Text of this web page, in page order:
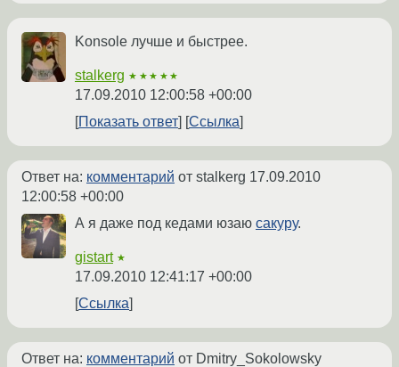
Konsole лучше и быстрее.
stalkerg ★★★★★
17.09.2010 12:00:58 +00:00
Показать ответ
Ссылка
Ответ на: комментарий от stalkerg 17.09.2010
12:00:58 +00:00
А я даже под кедами юзаю сакуру.
gistart ★
17.09.2010 12:41:17 +00:00
Ссылка
Ответ на: комментарий от Dmitry_Sokolowsky